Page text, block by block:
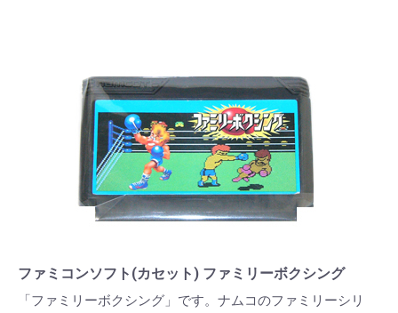
ファミコンソフト(カセット) ファミリーボクシング
「ファミリーボクシング」です。ナムコのファミリーシリ